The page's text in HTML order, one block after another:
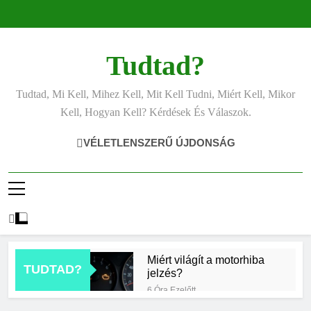
Tudtad?
Tudtad, Mi Kell, Mihez Kell, Mit Kell Tudni, Miért Kell, Mikor
Kell, Hogyan Kell? Kérdések És Válaszok.
VÉLETLENSZERŰ ÚJDONSÁG
TUDTAD?
Miért világít a motorhiba
jelzés?
6 Óra Ezelőtt